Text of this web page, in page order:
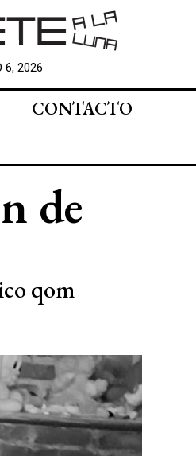
6, 2026
CONTACTO
de
qom